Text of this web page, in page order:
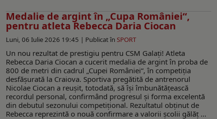
Medalie de argint în „Cupa României“,
pentru atleta Rebecca Daria Ciocan
Luni, 06 Iulie 2026 19:45 | Publicat în SPORT
Un nou rezultat de prestigiu pentru CSM Galați! Atleta
Rebecca Daria Ciocan a cucerit medalia de argint în proba de
800 de metri din cadrul „Cupei României“, în competiția
desfășurată la Craiova. Sportiva pregătită de antrenorul
Nicolae Ciocan a reușit, totodată, să își îmbunătățească
recordul personal, confirmând progresul și forma excelentă
din debutul sezonului competițional. Rezultatul obținut de
Rebecca reprezintă o nouă confirmare a valorii școlii gălăț ...